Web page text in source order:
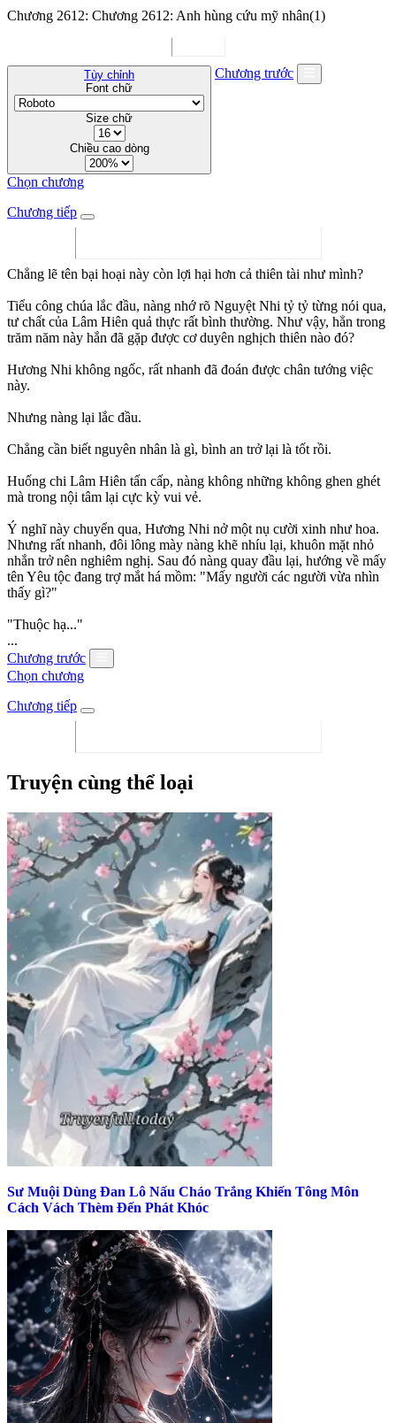
Chương 2612: Chương 2612: Anh hùng cứu mỹ nhân(1)
Tùy chỉnh
Font chữ
Size chữ
Chiều cao dòng
Chương trước
Chọn chương
Chương tiếp
Chẳng lẽ tên bại hoại này còn lợi hại hơn cả thiên tài như mình?
Tiểu công chúa lắc đầu, nàng nhớ rõ Nguyệt Nhi tỷ tỷ từng nói qua,
tư chất của Lâm Hiên quả thực rất bình thường. Như vậy, hẳn trong
trăm năm này hắn đã gặp được cơ duyên nghịch thiên nào đó?
Hương Nhi không ngốc, rất nhanh đã đoán được chân tướng việc
này.
Nhưng nàng lại lắc đầu.
Chẳng cần biết nguyên nhân là gì, bình an trở lại là tốt rồi.
Huống chi Lâm Hiên tấn cấp, nàng không những không ghen ghét
mà trong nội tâm lại cực kỳ vui vẻ.
Ý nghĩ này chuyển qua, Hương Nhi nở một nụ cười xinh như hoa.
Nhưng rất nhanh, đôi lông mày nàng khẽ nhíu lại, khuôn mặt nhỏ
nhắn trở nên nghiêm nghị. Sau đó nàng quay đầu lại, hướng về mấy
tên Yêu tộc đang trợ mắt há mồm: "Mấy người các người vừa nhìn
thấy gì?"
"Thuộc hạ..."
...
Chương trước
Chọn chương
Chương tiếp
Truyện cùng thể loại
Sư Muội Dùng Đan Lô Nấu Cháo Trắng Khiến Tông Môn
Cách Vách Thèm Đến Phát Khóc